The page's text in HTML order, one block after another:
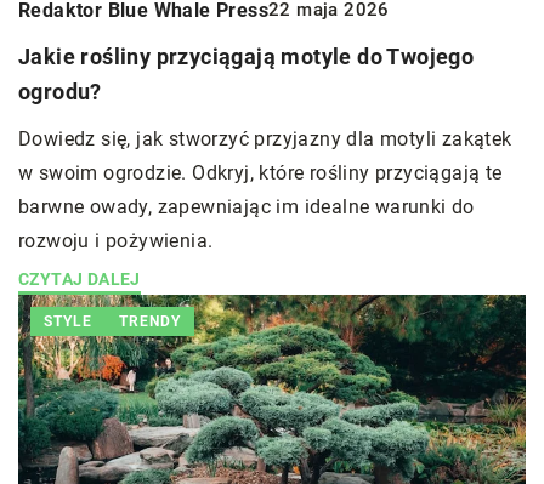
Redaktor Blue Whale Press22 maja 2026
Jakie rośliny przyciągają motyle do Twojego
ogrodu?
Dowiedz się, jak stworzyć przyjazny dla motyli zakątek
w swoim ogrodzie. Odkryj, które rośliny przyciągają te
barwne owady, zapewniając im idealne warunki do
rozwoju i pożywienia.
CZYTAJ DALEJ
STYLE TRENDY